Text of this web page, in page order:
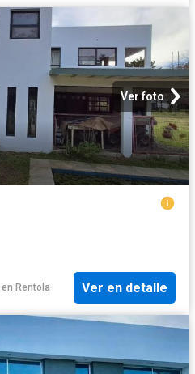
Ver foto
en Rentola Ver en detalle